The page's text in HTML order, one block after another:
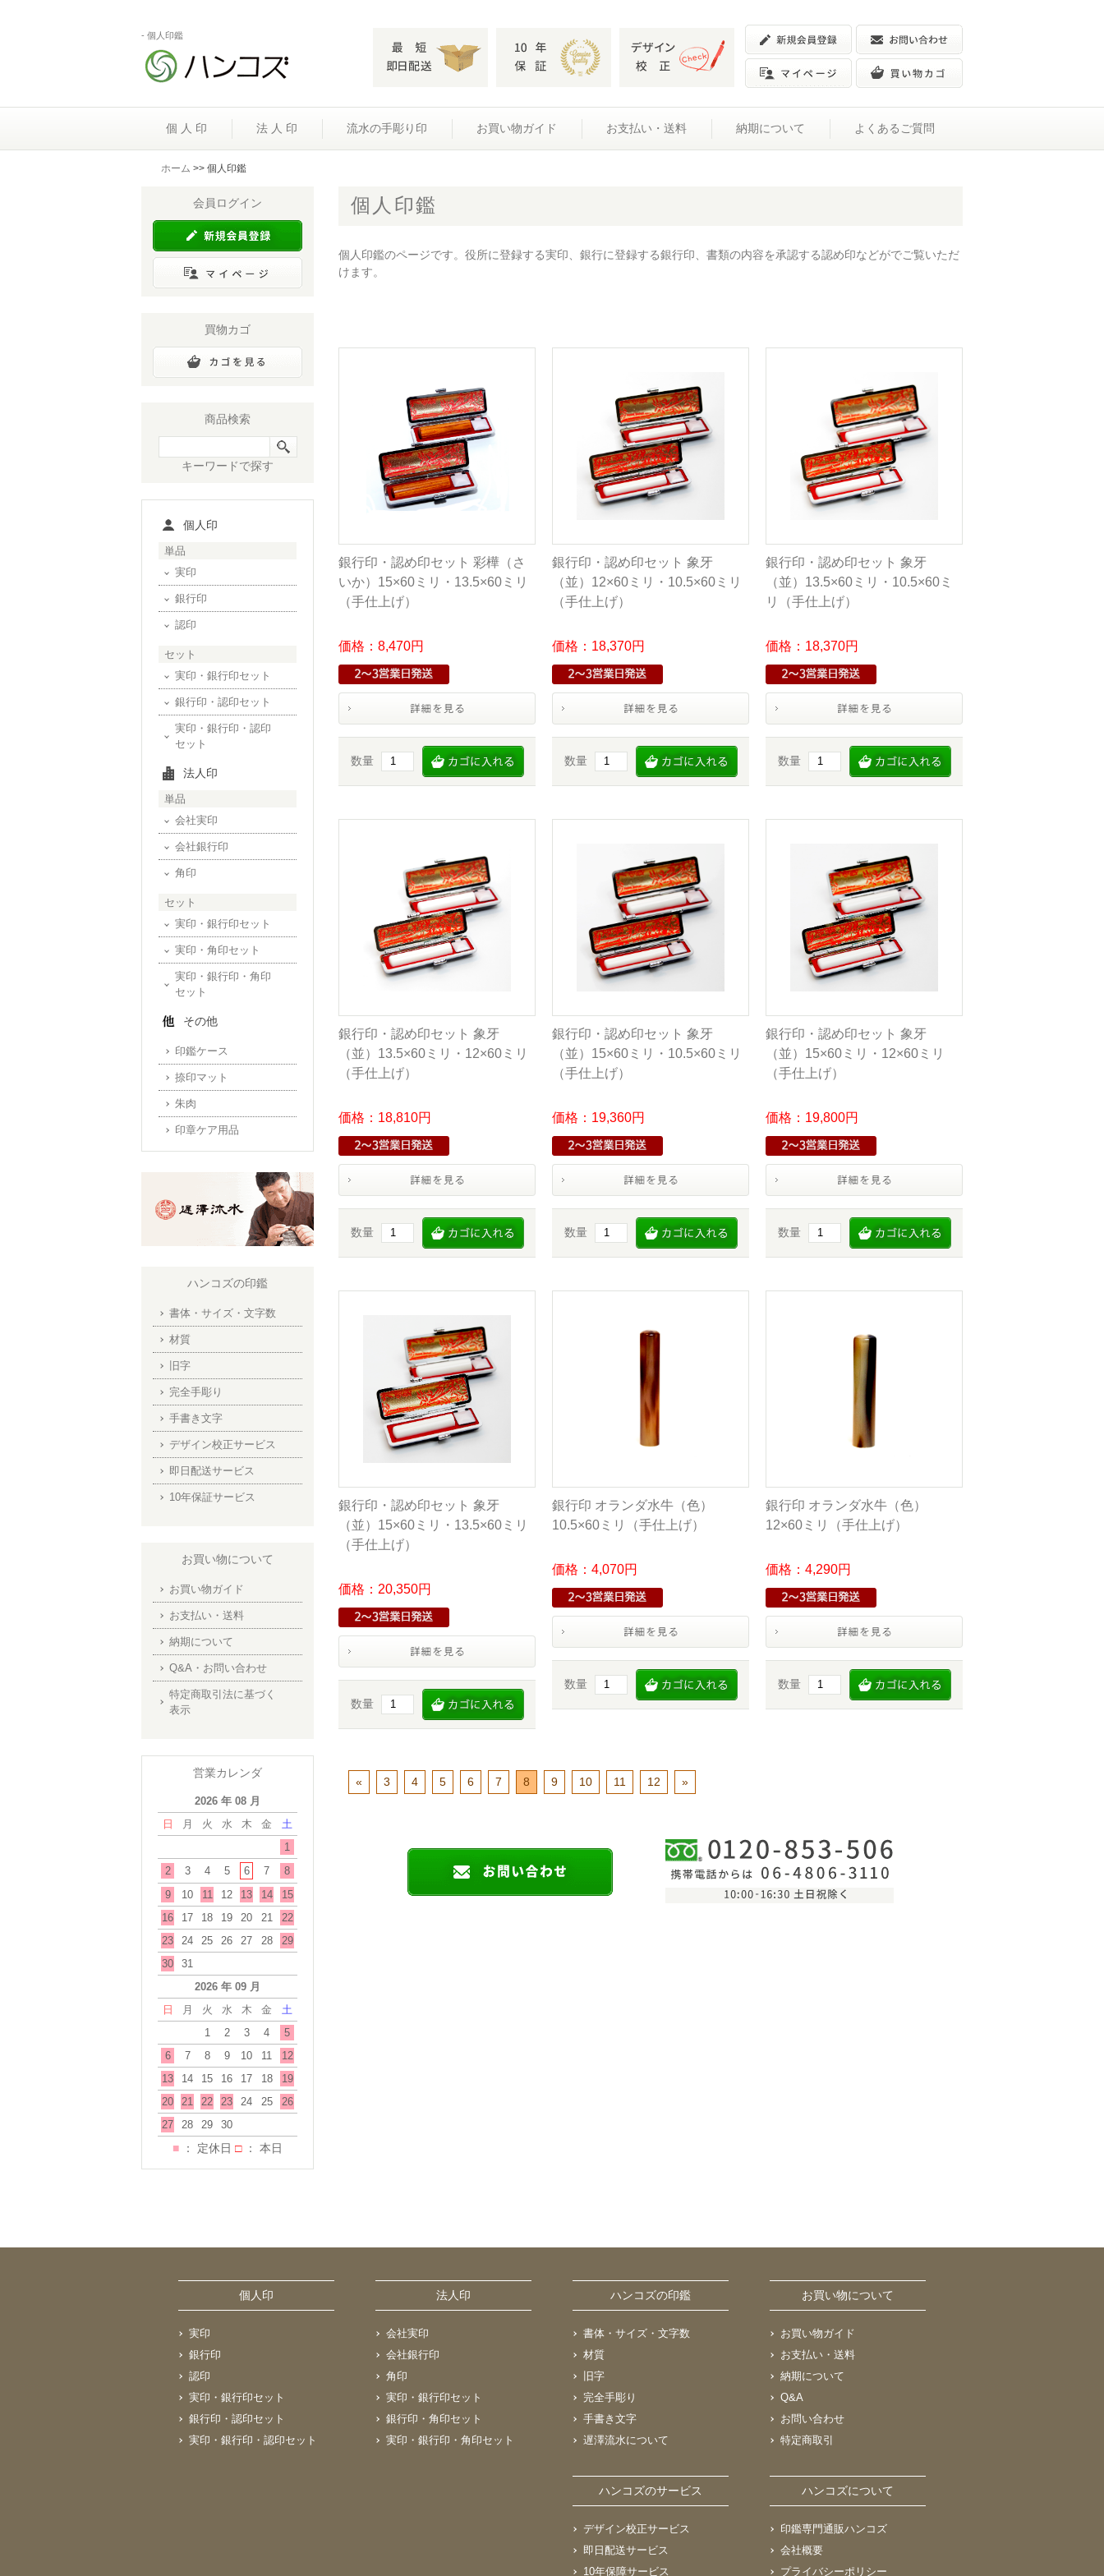
- 個人印鑑
個 人 印 法 人 印 流水の手彫り印 お買い物ガイド お支払い・送料 納期について よくあるご質問
ホーム >> 個人印鑑
個人印鑑
個人印鑑のページです。役所に登録する実印、銀行に登録する銀行印、書類の内容を承認する認め印などがでご覧いただ
けます。
銀行印・認め印セット 彩樺（さ
いか）15×60ミリ・13.5×60ミリ
（手仕上げ）
価格：8,470円
数量
銀行印・認め印セット 象牙
（並）12×60ミリ・10.5×60ミリ
（手仕上げ）
価格：18,370円
数量
銀行印・認め印セット 象牙
（並）13.5×60ミリ・10.5×60ミ
リ（手仕上げ）
価格：18,370円
数量
銀行印・認め印セット 象牙
（並）13.5×60ミリ・12×60ミリ
（手仕上げ）
価格：18,810円
数量
銀行印・認め印セット 象牙
（並）15×60ミリ・10.5×60ミリ
（手仕上げ）
価格：19,360円
数量
銀行印・認め印セット 象牙
（並）15×60ミリ・12×60ミリ
（手仕上げ）
価格：19,800円
数量
銀行印・認め印セット 象牙
（並）15×60ミリ・13.5×60ミリ
（手仕上げ）
価格：20,350円
数量
銀行印 オランダ水牛（色）
10.5×60ミリ（手仕上げ）
価格：4,070円
数量
銀行印 オランダ水牛（色）
12×60ミリ（手仕上げ）
価格：4,290円
数量
« 3 4 5 6 7 8 9 10 11 12 »
会員ログイン
買物カゴ
商品検索
キーワードで探す
個人印
単品
実印
銀行印
認印
セット
実印・銀行印セット
銀行印・認印セット
実印・銀行印・認印
セット
法人印
単品
会社実印
会社銀行印
角印
セット
実印・銀行印セット
実印・角印セット
実印・銀行印・角印
セット
その他
印鑑ケース
捺印マット
朱肉
印章ケア用品
ハンコズの印鑑
書体・サイズ・文字数
材質
旧字
完全手彫り
手書き文字
デザイン校正サービス
即日配送サービス
10年保証サービス
お買い物について
お買い物ガイド
お支払い・送料
納期について
Q&A・お問い合わせ
特定商取引法に基づく
表示
営業カレンダ
2026 年 08 月
日
月 火 水 木 金
土
1
2
3 4 5 6 7
8
9
10 11 12 13 14
15
16
17 18 19 20 21
22
23
24 25 26 27 28
29
30
31
2026 年 09 月
日
月 火 水 木 金
土
1
2 3 4
5
6
7 8 9 10 11
12
13
14 15 16 17 18
19
20
21 22 23 24 25
26
27
28 29 30
■ ： 定休日 □： 本日
個人印
実印
銀行印
認印
実印・銀行印セット
銀行印・認印セット
実印・銀行印・認印セット
法人印
会社実印
会社銀行印
角印
実印・銀行印セット
銀行印・角印セット
実印・銀行印・角印セット
ハンコズの印鑑
書体・サイズ・文字数
材質
旧字
完全手彫り
手書き文字
遅澤流水について
お買い物について
お買い物ガイド
お支払い・送料
納期について
Q&A
お問い合わせ
特定商取引
ハンコズのサービス
デザイン校正サービス
即日配送サービス
10年保障サービス
ハンコズについて
印鑑専門通販ハンコズ
会社概要
プライバシーポリシー